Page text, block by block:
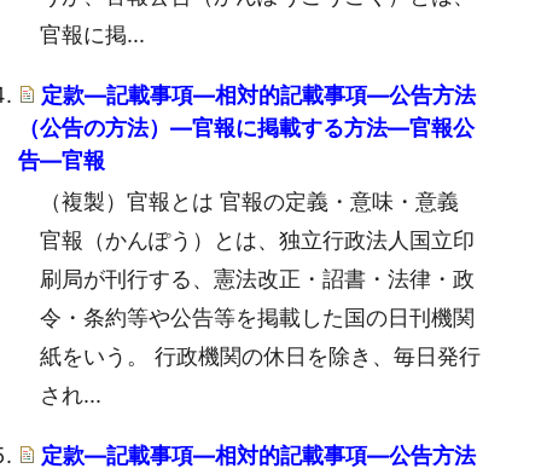
官報に掲...
定款―記載事項―相対的記載事項―公告方法
（公告の方法）―官報に掲載する方法―官報公
告―官報
（複製）官報とは 官報の定義・意味・意義
官報（かんぽう）とは、独立行政法人国立印
刷局が刊行する、憲法改正・詔書・法律・政
令・条約等や公告等を掲載した国の日刊機関
紙をいう。 行政機関の休日を除き、毎日発行
され...
定款―記載事項―相対的記載事項―公告方法